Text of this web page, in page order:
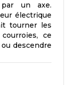
un axe.
électrique
tourner les
ce
descendre